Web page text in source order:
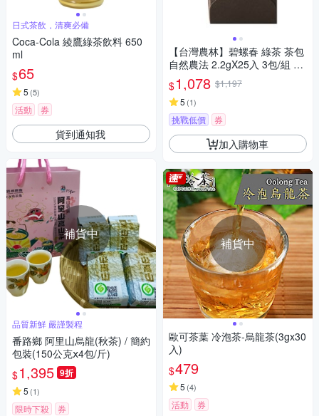
日式茶飲，清爽必備
Coca-Cola 綾鷹綠茶飲料 650
ml
$65
5 (5)
活動 券
貨到通知我
補貨中
品質新鮮 嚴謹製程
番路鄉 阿里山烏龍(秋茶) / 簡約
包裝(150公克ⅹ4包/斤)
$1,395 9折
5 (1)
限時下殺 券
【台灣農林】碧螺春 綠茶 茶包
自然農法 2.2gX25入 3包/組 TB
100026
$1,078 $1,197
5 (1)
挑戰低價 券
加入購物車
補貨中
歐可茶葉 冷泡茶-烏龍茶(3gx30
入)
$479
5 (4)
活動 券